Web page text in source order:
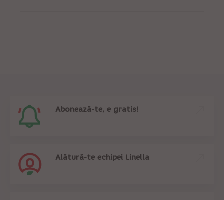
Abonează-te, e gratis!
Alătură-te echipei Linella